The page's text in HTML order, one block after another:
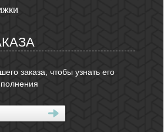
заказа, чтобы узнать его